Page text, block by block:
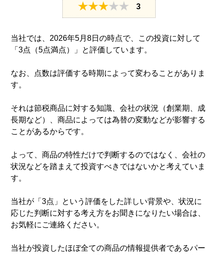
3
当社では、2026年5月8日の時点で、この投資に対して
「3点（5点満点）」と評価しています。
なお、点数は評価する時期によって変わることがありま
す。
それは節税商品に対する知識、会社の状況（創業期、成
長期など）、商品によっては為替の変動などが影響する
ことがあるからです。
よって、商品の特性だけで判断するのではなく、会社の
状況などを踏まえて投資すべきではないかと考えていま
す。
当社が「3点」という評価をした詳しい背景や、状況に
応じた判断に対する考え方をお聞きになりたい場合は、
お気軽にご連絡ください。
当社が投資したほぼ全ての商品の情報提供者であるパー